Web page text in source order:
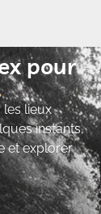
pour
lieux
instants,
et explorer